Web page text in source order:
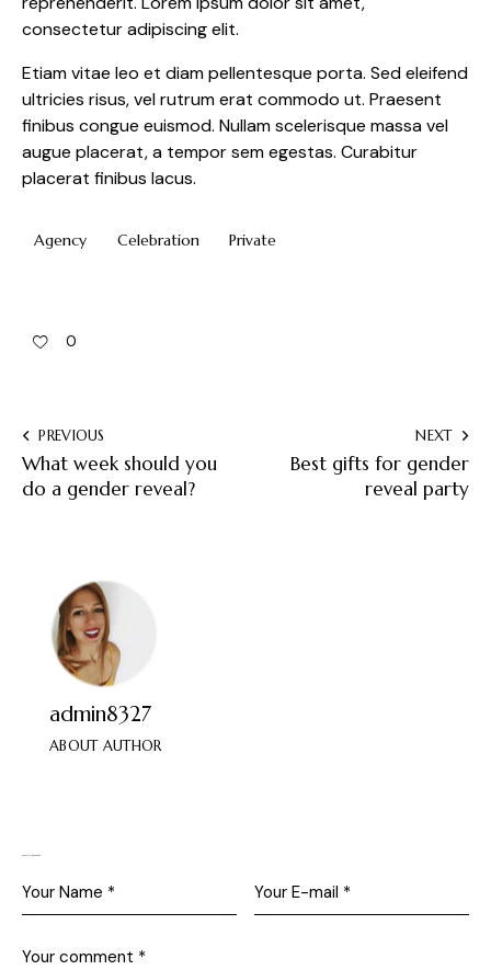
consectetur adipiscing elit.
Etiam vitae leo et diam pellentesque porta. Sed eleifend
ultricies risus, vel rutrum erat commodo ut. Praesent
finibus congue euismod. Nullam scelerisque massa vel
augue placerat, a tempor sem egestas. Curabitur
placerat finibus lacus.
Agency Celebration Private
0
PREVIOUS
What week should you
do a gender reveal?
NEXT
Best gifts for gender
reveal party
admin8327
ABOUT AUTHOR
Leave a comment